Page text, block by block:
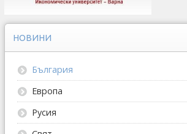
НОВИНИ
България
Европа
Русия